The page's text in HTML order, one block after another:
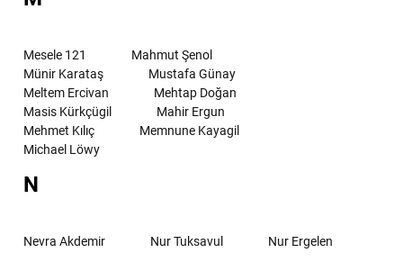
Mesele 121
Mahmut Şenol
Münir Karataş
Mustafa Günay
Meltem Ercivan
Mehtap Doğan
Masis Kürkçügil
Mahir Ergun
Mehmet Kılıç
Memnune Kayagil
Michael Löwy
N
Nevra Akdemir Nur Tuksavul Nur Ergelen